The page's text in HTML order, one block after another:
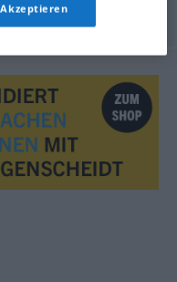
Akzeptieren